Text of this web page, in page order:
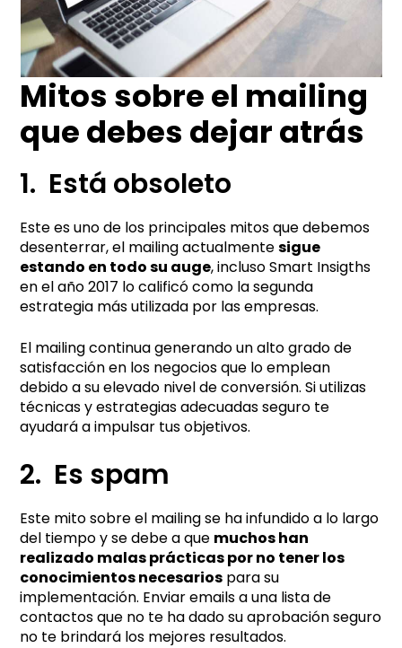
Mitos sobre el mailing
que debes dejar atrás
1. Está obsoleto
Este es uno de los principales mitos que debemos
desenterrar, el mailing actualmentesigue
estando en todo su auge, incluso Smart Insigths
en el año 2017 lo calificó como la segunda
estrategia más utilizada por las empresas.
El mailing continua generando un alto grado de
satisfacción en los negocios que lo emplean
debido a su elevado nivel de conversión. Si utilizas
técnicas y estrategias adecuadas seguro te
ayudará a impulsar tus objetivos.
2. Es spam
Este mito sobre el mailing se ha infundido a lo largo
del tiempo y se debe a que muchos han
realizado malas prácticas por no tener los
conocimientos necesarios para su
implementación. Enviar emails a una lista de
contactos que no te ha dado su aprobación seguro
no te brindará los mejores resultados.